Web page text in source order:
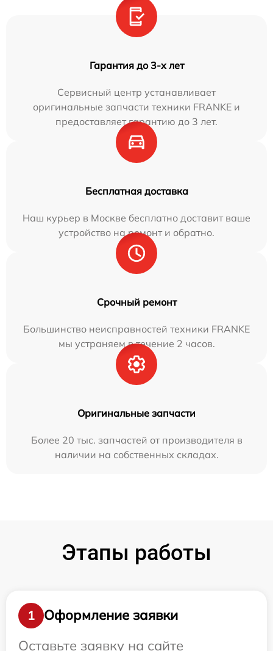
Гарантия до 3-х лет
Сервисный центр устанавливает
оригинальные запчасти техники FRANKE и
предоставляет гарантию до 3 лет.
Бесплатная доставка
Наш курьер в Москве бесплатно доставит ваше
устройство на ремонт и обратно.
Срочный ремонт
Большинство неисправностей техники FRANKE
мы устраняем в течение 2 часов.
Оригинальные запчасти
Более 20 тыс. запчастей от производителя в
наличии на собственных складах.
Этапы работы
1
Оформление заявки
Оставьте заявку на сайте